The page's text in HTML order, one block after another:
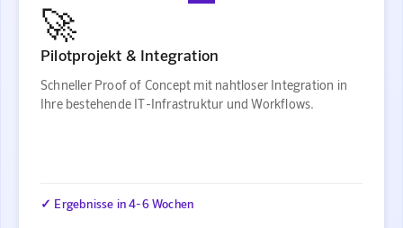
🚀
Pilotprojekt & Integration
Schneller Proof of Concept mit nahtloser Integration in
Ihre bestehende IT-Infrastruktur und Workflows.
✓ Ergebnisse in 4-6 Wochen